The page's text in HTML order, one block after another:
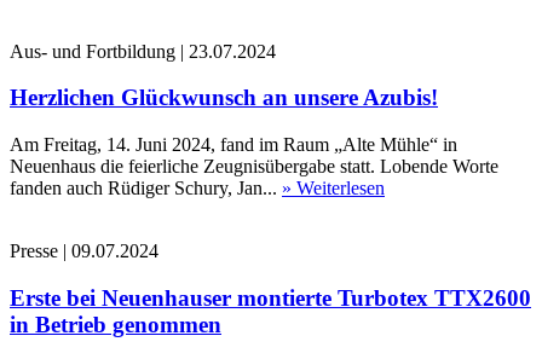
Aus- und Fortbildung | 23.07.2024
Herzlichen Glückwunsch an unsere Azubis!
Am Freitag, 14. Juni 2024, fand im Raum „Alte Mühle“ in
Neuenhaus die feierliche Zeugnisübergabe statt. Lobende Worte
fanden auch Rüdiger Schury, Jan... » Weiterlesen
Presse | 09.07.2024
Erste bei Neuenhauser montierte Turbotex TTX2600
in Betrieb genommen